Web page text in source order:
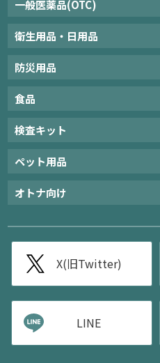
一般医薬品(OTC)
衛生用品・日用品
防災用品
食品
検査キット
ペット用品
オトナ向け
X(旧Twitter)
LINE